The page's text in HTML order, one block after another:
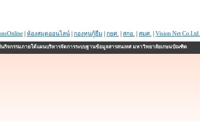
ห้องสมุดออนไลน์ กองทุนกู้ยืม กยศ. สกอ. สมศ. Vision Net Co.Ltd.
ป็นกิจกรรมภายใต้แผนบริหารจัดการระบบฐานข้อมูลสารสนเทศ มหาวิทยาลัยเกษมบัณฑิต